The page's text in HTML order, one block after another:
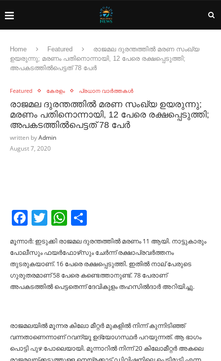
Home Featured
രാജമല ദുരന്തത്തില്‍ മരണ സംഖ്യ
ഉയരുന്നു; മരണം പതിനൊന്നായി, 12 പേരെ രക്ഷപ്പെടുത്തി;
അപകടത്തില്‍പെട്ടത് 78 പേര്‍
Featured കേരളം പ്രധാന വാർത്തകൾ
രാജമല ദുരന്തത്തില്‍ മരണ സംഖ്യ ഉയരുന്നു;
മരണം പതിനൊന്നായി, 12 പേരെ രക്ഷപ്പെടുത്തി;
അപകടത്തില്‍പെട്ടത് 78 പേര്‍
written byAdmin
August 7, 2020
Facebook
TwitterWhatsApp
മൂന്നാര്‍: ഇടുക്കി രാജമല ദുരന്തത്തില്‍ മരണം 11 ആയി. നാട്ടുകാരും
പോലീസും ഫയര്‍ഫോഴ്‌സും ചേര്‍ന്ന് രക്ഷാപ്രവര്‍ത്തനം
തുടരുകയാണ്. 16 പേരെ രക്ഷപ്പെടുത്തി. ഇതില്‍ നാല് പേരുടെ
ഗുരുതരമാണ് 58 പേരെ കണ്ടെത്താനുണ്ട്. 78 പേരാണ്
അപകടത്തില്‍ പെട്ടതെന്ന് ദേവികുളം തഹസില്‍ദാര്‍ അറിയിച്ചു.
രാജമലയില്‍ മൂന്നര കിലോ മീറ്റര്‍ മുകളില്‍ നിന്ന് കുന്നിടിഞ്ഞ്
വന്നതാണെന്നാണ് റവന്യൂ ഉദ്യോഗസ്ഥര്‍ പറയുന്നത്. ആ ഭാഗം
പൊട്ടി പുഴ പോലെയായി. മൂന്നാറില്‍ നിന്ന് 20 കിലോമീറ്റര്‍ അകലെ